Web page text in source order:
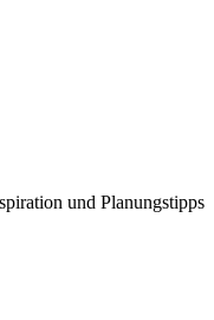
und Planungstipps